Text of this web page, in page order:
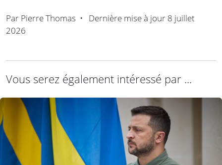
Par Pierre Thomas • Dernière mise à jour 8 juillet
2026
Vous serez également intéressé par ...